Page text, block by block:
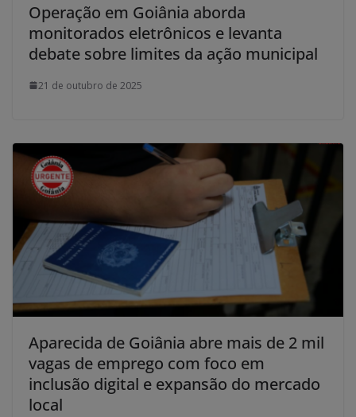
Operação em Goiânia aborda
monitorados eletrônicos e levanta
debate sobre limites da ação municipal
21 de outubro de 2025
Aparecida de Goiânia abre mais de 2 mil
vagas de emprego com foco em
inclusão digital e expansão do mercado
local